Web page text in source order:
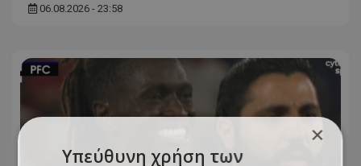
06.08.2026 - 23:58
×
Υπεύθυνη χρήση των